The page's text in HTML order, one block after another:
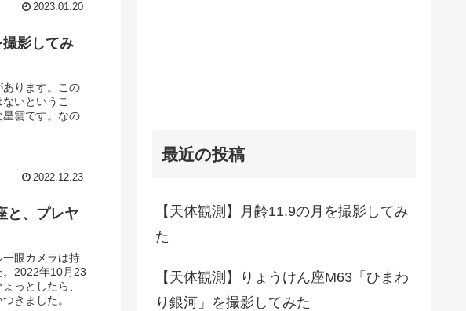
2023.01.20
撮影してみ
ります。この
いというこ
雲です。なの
2022.12.23
と、プレヤ
眼カメラは持
。2022年10月23
っとしたら、
きました。
最近の投稿
【天体観測】月齢11.9の月を撮影してみ
た
【天体観測】りょうけん座M63「ひまわ
り銀河」を撮影してみた